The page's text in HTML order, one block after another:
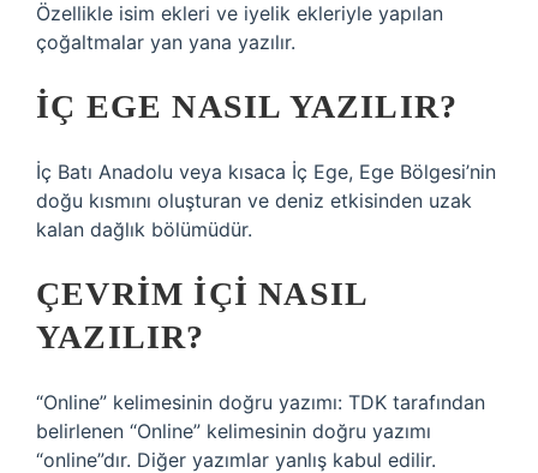
Özellikle isim ekleri ve iyelik ekleriyle yapılan
çoğaltmalar yan yana yazılır.
İÇ EGE NASIL YAZILIR?
İç Batı Anadolu veya kısaca İç Ege, Ege Bölgesi’nin
doğu kısmını oluşturan ve deniz etkisinden uzak
kalan dağlık bölümüdür.
ÇEVRIM IÇI NASIL
YAZILIR?
“Online” kelimesinin doğru yazımı: TDK tarafından
belirlenen “Online” kelimesinin doğru yazımı
“online”dır. Diğer yazımlar yanlış kabul edilir.